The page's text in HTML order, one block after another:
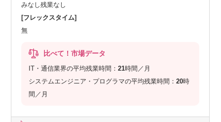
みなし残業なし
[フレックスタイム]
無
比べて！市場データ
IT・通信業界の平均残業時間：21時間／月
システムエンジニア・プログラマの平均残業時間：20時
間／月